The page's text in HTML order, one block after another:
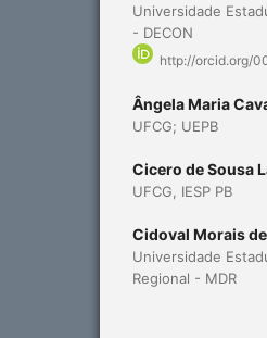
Universidade
- DECON
http://orcid.org/
Ângela Maria
UFCG; UEPB
Cicero de Sousa
UFCG, IESP PB
Cidoval Morais
Universidade
Regional - MDR